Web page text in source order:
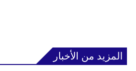
المزيد من الأخبار